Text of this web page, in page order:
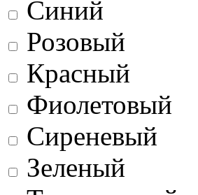
Синий
Розовый
Красный
Фиолетовый
Сиреневый
Зеленый